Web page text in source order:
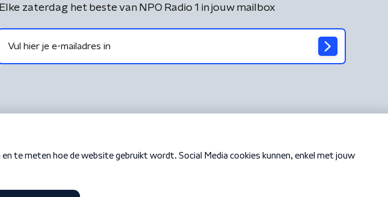
Elke zaterdag het beste van NPO Radio 1 in jouw mailbox